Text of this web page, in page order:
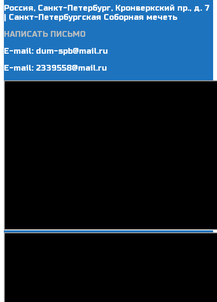
Россия, Санкт-Петербург, Кронверкский пр., д. 7
| Санкт-Петербургская Соборная мечеть
НАПИСАТЬ ПИСЬМО
E-mail: dum-spb@mail.ru
E-mail: 2339558@mail.ru